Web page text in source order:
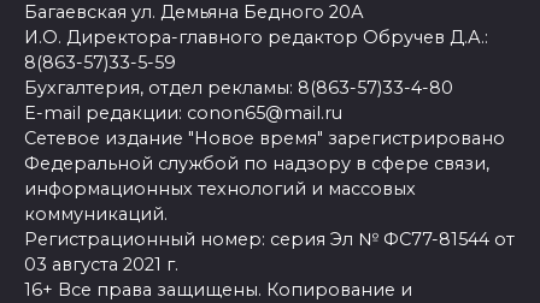
Багаевская ул. Демьяна Бедного 20А
И.О. Директора-главного редактор Обручев Д.А.:
8(863-57)33-5-59
Бухгалтерия, отдел рекламы: 8(863-57)33-4-80
E-mail редакции: conon65@mail.ru
Сетевое издание "Новое время" зарегистрировано
Федеральной службой по надзору в сфере связи,
информационных технологий и массовых
коммуникаций.
Регистрационный номер: серия Эл № ФС77-81544 от
03 августа 2021 г.
16+ Все права защищены. Копирование и